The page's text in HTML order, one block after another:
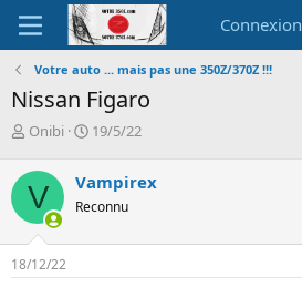
Connexion
Votre auto ... mais pas une 350Z/370Z !!!
Nissan Figaro
A
t
e
u
r
d
e
Onibi
D
e
d
d
19/5/22
V Vampirex
Reconnu
18/12/22